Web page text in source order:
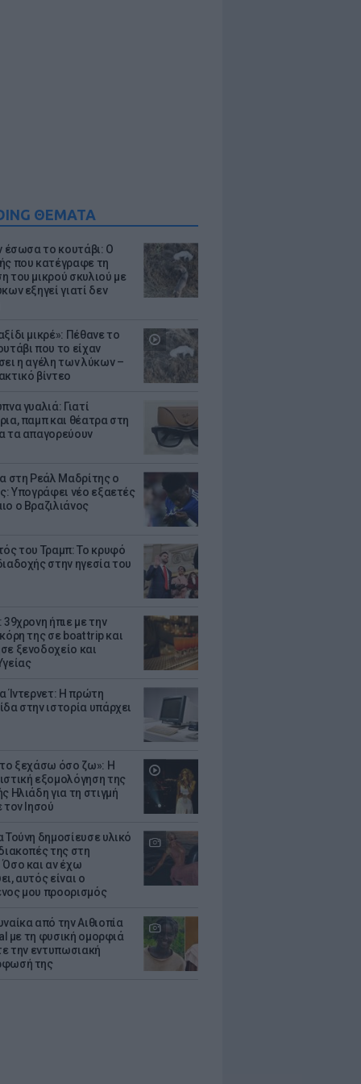
ΘΕΜΑΤΑ
έσωσα το κουτάβι: Ο
που κατέγραφε τη
του μικρού σκυλιού με
εξηγεί γιατί δεν
μικρέ»: Πέθανε το
που το είχαν
η αγέλη των λύκων –
βίντεο
γυαλιά: Γιατί
παμπ και θέατρα στη
τα απαγορεύουν
στη Ρεάλ Μαδρίτης ο
Υπογράφει νέο εξαετές
ο Βραζιλιάνος
του Τραμπ: Το κρυφό
στην ηγεσία του
39χρονη ήπιε με την
της σε boat trip και
ξενοδοχείο και
Ίντερνετ: Η πρώτη
στην ιστορία υπάρχει
ξεχάσω όσο ζω»: Η
εξομολόγηση της
Ηλιάδη για τη στιγμή
τον Ιησού
Τούνη δημοσίευσε υλικό
της στη
Όσο και αν έχω
αυτός είναι ο
μου προορισμός
από την Αιθιοπία
με τη φυσική ομορφιά
την εντυπωσιακή
της